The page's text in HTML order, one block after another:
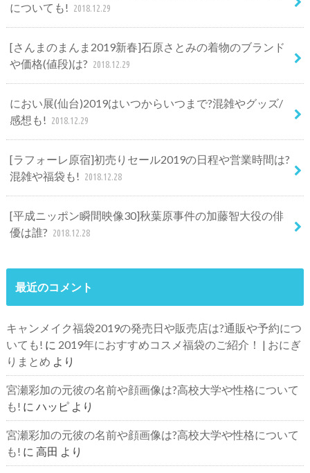
についても! 2018.12.29
[さんまのまんま2019新春]石原さとみの着物のブランド
や価格(値段)は? 2018.12.29
におい展(仙台)2019はいつからいつまで?混雑やグッズ/
感想も! 2018.12.29
[ラフォーレ原宿]初売りセール2019の日程や営業時間は?
混雑や福袋も! 2018.12.28
[平成ニッポン瞬間映像30]秋葉原事件の加藤智大役の俳
優は誰? 2018.12.28
最近のコメント
キャンメイク福袋2019の発売日や販売店は?通販や予約につ
いても! に 2019年におすすめコスメ福袋のご紹介！ | おにぎ
りまとめ より
宮瀬彩加の元彼の名前や顔画像は?高校大学や性格について
も! に ハッピより
宮瀬彩加の元彼の名前や顔画像は?高校大学や性格について
も! に 高田 より